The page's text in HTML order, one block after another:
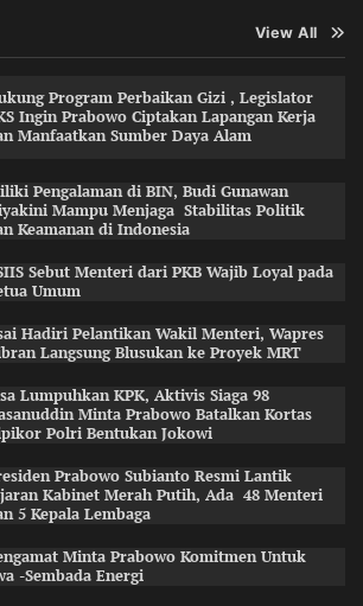
View All
Program Perbaikan Gizi , Legislator
Ingin Prabowo Ciptakan Lapangan Kerja
Manfaatkan Sumber Daya Alam
Pengalaman di BIN, Budi Gunawan
Mampu Menjaga Stabilitas Politik
Keamanan di Indonesia
Sebut Menteri dari PKB Wajib Loyal pada
Umum
Hadiri Pelantikan Wakil Menteri, Wapres
Langsung Blusukan ke Proyek MRT
Lumpuhkan KPK, Aktivis Siaga 98
Minta Prabowo Batalkan Kortas
Polri Bentukan Jokowi
Prabowo Subianto Resmi Lantik
Kabinet Merah Putih, Ada 48 Menteri
5 Kepala Lembaga
Minta Prabowo Komitmen Untuk
-Sembada Energi